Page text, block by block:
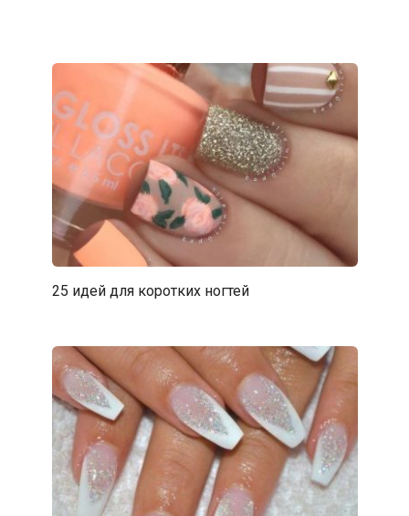
25 идей для коротких ногтей